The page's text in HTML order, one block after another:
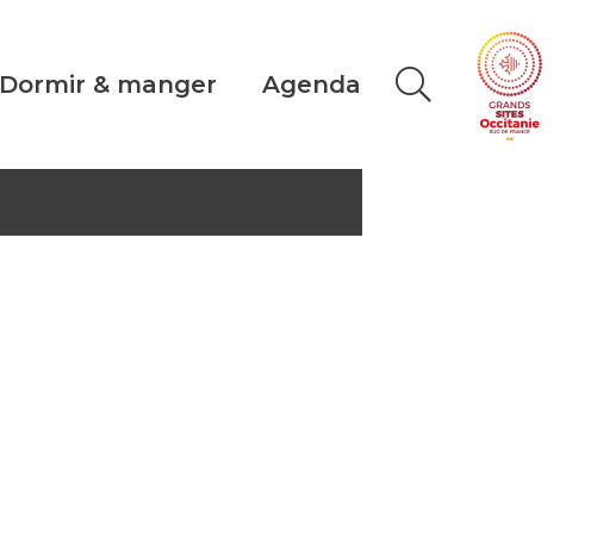
Dormir & manger Agenda